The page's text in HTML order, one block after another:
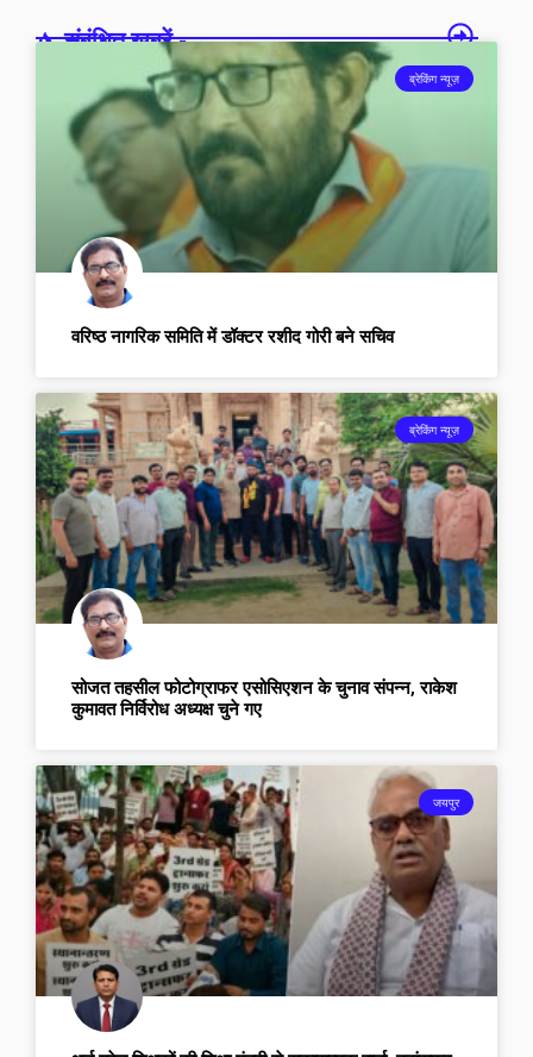
संबंधित खबरें -
ब्रेकिंग न्यूज़
वरिष्ठ नागरिक समिति में डॉक्टर रशीद गोरी बने सचिव
ब्रेकिंग न्यूज़
सोजत तहसील फोटोग्राफर एसोसिएशन के चुनाव संपन्न, राकेश
कुमावत निर्विरोध अध्यक्ष चुने गए
जयपुर